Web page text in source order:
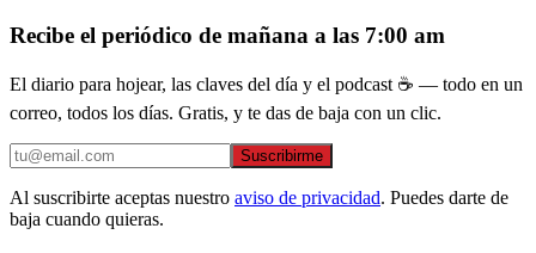
Recibe el periódico de mañana a las 7:00 am
El diario para hojear, las claves del día y el podcast ☕ — todo en un
correo, todos los días. Gratis, y te das de baja con un clic.
Suscribirme
Al suscribirte aceptas nuestro aviso de privacidad. Puedes darte de
baja cuando quieras.